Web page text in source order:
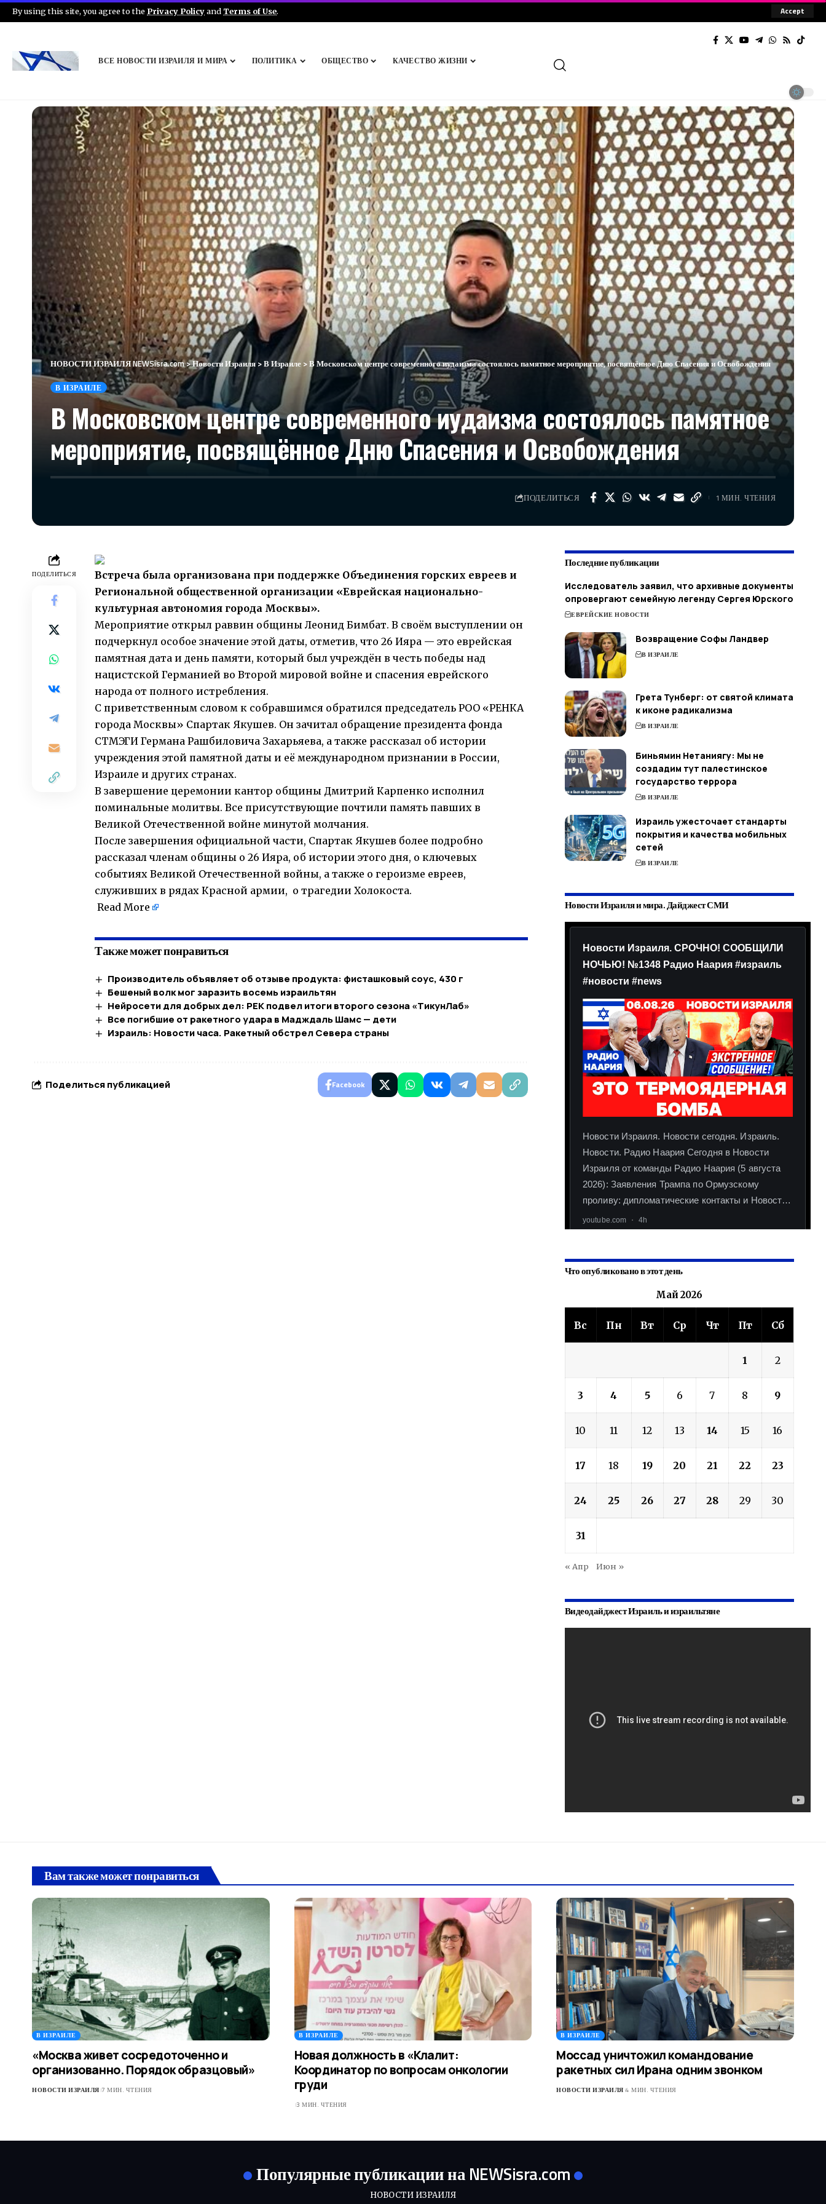
By using this site, you agree to the Privacy Policyand Terms of Use. Accept
ВСЕ НОВОСТИ ИЗРАИЛЯ И МИРА ПОЛИТИКА ОБЩЕСТВО КАЧЕСТВО ЖИЗНИ
НОВОСТИ ИЗРАИЛЯ NEWSisra.com>Новости Израиля>В Израиле >В Московском центре современного иудаизма состоялось памятное мероприятие, посвящённое Дню Спасения и Освобождения
В ИЗРАИЛЕ
В Московском центре современного иудаизма состоялось памятное
мероприятие, посвящённое Дню Спасения и Освобождения
ПОДЕЛИТЬСЯ 1 МИН. ЧТЕНИЯ
ПОДЕЛИТЬСЯ
Встреча была организована при поддержке Объединения горских евреев и
Региональной общественной организации «Еврейская национально-
культурная автономия города Москвы».
Мероприятие открыл раввин общины Леонид Бимбат. В своём выступлении он
подчеркнул особое значение этой даты, отметив, что 26 Ияра — это еврейская
памятная дата и день памяти, который был учреждён в честь победы над
нацистской Германией во Второй мировой войне и спасения еврейского
народа от полного истребления.
С приветственным словом к собравшимся обратился председатель РОО «РЕНКА
города Москвы» Спартак Якушев. Он зачитал обращение президента фонда
СТМЭГИ Германа Рашбиловича Захарьяева, а также рассказал об истории
учреждения этой памятной даты и её международном признании в России,
Израиле и других странах.
В завершение церемонии кантор общины Дмитрий Карпенко исполнил
поминальные молитвы. Все присутствующие почтили память павших в
Великой Отечественной войне минутой молчания.
После завершения официальной части, Спартак Якушев более подробно
рассказал членам общины о 26 Ияра, об истории этого дня, о ключевых
событиях Великой Отечественной войны, а также о героизме евреев,
служивших в рядах Красной армии, о трагедии Холокоста.
Read More
Также может понравиться
Производитель объявляет об отзыве продукта: фисташковый соус, 430 г
Бешеный волк мог заразить восемь израильтян
Нейросети для добрых дел: РЕК подвел итоги второго сезона «ТикунЛаб»
Все погибшие от ракетного удара в Мадждаль Шамс — дети
Израиль: Новости часа. Ракетный обстрел Севера страны
Поделиться публикацией Facebook
Последние публикации
Исследователь заявил, что архивные документы
опровергают семейную легенду Сергея Юрского
ЕВРЕЙСКИЕ НОВОСТИ
Возвращение Софы Ландвер
В ИЗРАИЛЕ
Грета Тунберг: от святой климата
к иконе радикализма
В ИЗРАИЛЕ
Биньямин Нетаниягу: Мы не
создадим тут палестинское
государство террора
В ИЗРАИЛЕ
Израиль ужесточает стандарты
покрытия и качества мобильных
сетей
В ИЗРАИЛЕ
Новости Израиля и мира. Дайджест СМИ
Что опубликовано в этот день
Май 2026
Вс Пн Вт Ср Чт Пт Сб
1 2
3 4 5 6 7 8 9
10 11 12 13 14 15 16
17 18 19 20 21 22 23
24 25 26 27 28 29 30
31
« Апр Июн »
Видеодайджест Израиль и израильтяне
Вам также может понравиться
В ИЗРАИЛЕ
«Москва живет сосредоточенно и
организованно. Порядок образцовый»
НОВОСТИ ИЗРАИЛЯ 7 МИН. ЧТЕНИЯ
В ИЗРАИЛЕ
Новая должность в «Клалит:
Координатор по вопросам онкологии
груди
3 МИН. ЧТЕНИЯ
В ИЗРАИЛЕ
Моссад уничтожил командование
ракетных сил Ирана одним звонком
НОВОСТИ ИЗРАИЛЯ 4 МИН. ЧТЕНИЯ
Популярные публикации на NEWSisra.com
НОВОСТИ ИЗРАИЛЯ